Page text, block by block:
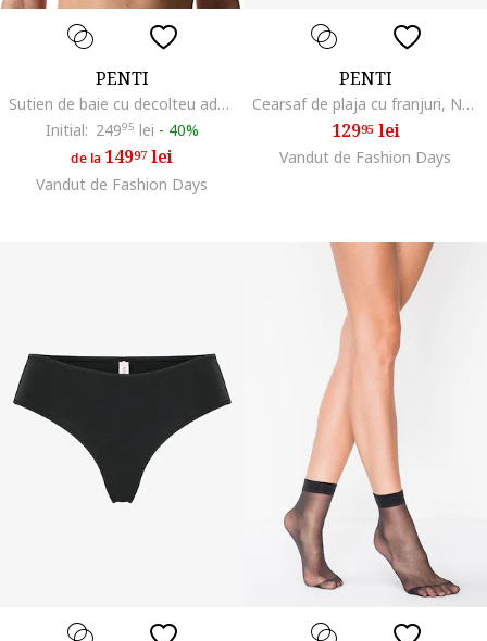
PENTI
Sutien de baie cu decolteu adanc, Maro taupe inchis
Initial: 24995 lei - 40%
de la 14997 lei
Vandut de Fashion Days
PENTI
Cearsaf de plaja cu franjuri, Nude rose/Deep Purple
12995lei
Vandut de Fashion Days